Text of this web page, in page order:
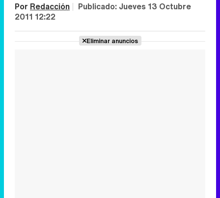
Por Redacción | Publicado: Jueves 13 Octubre
2011 12:22
Eliminar anuncios